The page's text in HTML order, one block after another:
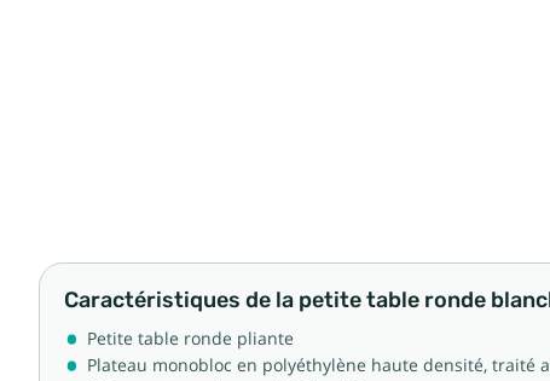
Caractéristiques de la petite table ronde
Petite table ronde pliante
Plateau monobloc en polyéthylène haute densité, traité